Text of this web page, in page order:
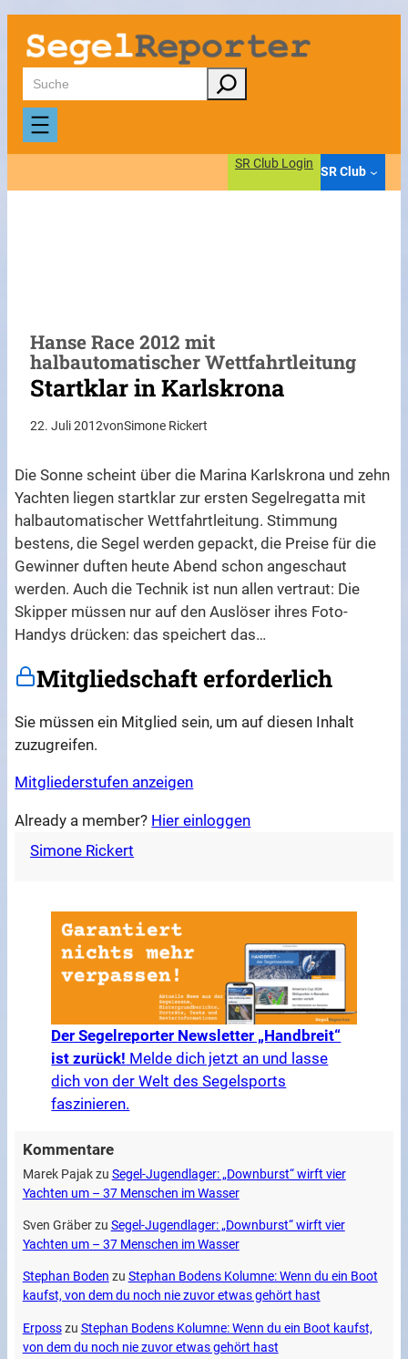
Zum
Inhalt
springen
Suchen
SR Club Login
SR Club
Hanse Race 2012 mit
halbautomatischer Wettfahrtleitung
Startklar in Karlskrona
22. Juli 2012vonSimone Rickert
Die Sonne scheint über die Marina Karlskrona und zehn
Yachten liegen startklar zur ersten Segelregatta mit
halbautomatischer Wettfahrtleitung. Stimmung
bestens, die Segel werden gepackt, die Preise für die
Gewinner duften heute Abend schon angeschaut
werden. Auch die Technik ist nun allen vertraut: Die
Skipper müssen nur auf den Auslöser ihres Foto-
Handys drücken: das speichert das…
Mitgliedschaft erforderlich
Sie müssen ein Mitglied sein, um auf diesen Inhalt
zuzugreifen.
Mitgliederstufen anzeigen
Already a member? Hier einloggen
Simone Rickert
Der Segelreporter Newsletter „Handbreit“
ist zurück! Melde dich jetzt an und lasse
dich von der Welt des Segelsports
faszinieren.
Kommentare
Marek Pajakzu Segel-Jugendlager: „Downburst“ wirft vier
Yachten um – 37 Menschen im Wasser
Sven Gräberzu Segel-Jugendlager: „Downburst“ wirft vier
Yachten um – 37 Menschen im Wasser
Stephan Boden zu Stephan Bodens Kolumne: Wenn du ein Boot
kaufst, von dem du noch nie zuvor etwas gehört hast
Erposszu Stephan Bodens Kolumne: Wenn du ein Boot kaufst,
von dem du noch nie zuvor etwas gehört hast